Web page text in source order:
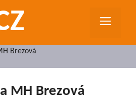
Brezová
MH Brezová